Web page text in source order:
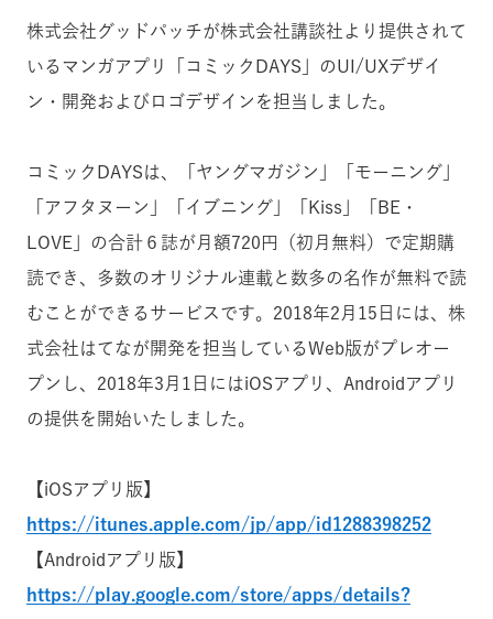
株式会社グッドパッチが株式会社講談社より提供されて
いるマンガアプリ「コミックDAYS」のUI/UXデザイ
ン・開発およびロゴデザインを担当しました。
コミックDAYSは、「ヤングマガジン」「モーニング」
「アフタヌーン」「イブニング」「Kiss」「BE・
LOVE」の合計６誌が月額720円（初月無料）で定期購
読でき、多数のオリジナル連載と数多の名作が無料で読
むことができるサービスです。2018年2月15日には、株
式会社はてなが開発を担当しているWeb版がプレオー
プンし、2018年3月1日にはiOSアプリ、Androidアプリ
の提供を開始いたしました。
【iOSアプリ版】
https://itunes.apple.com/jp/app/id1288398252
【Androidアプリ版】
https://play.google.com/store/apps/details?